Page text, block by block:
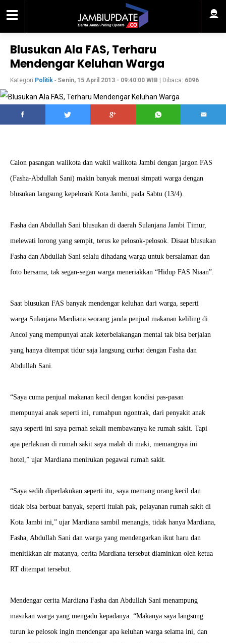
Blusukan Ala FAS, Terharu
Mendengar Keluhan Warga
Kategori Politik - Senin, 15 April 2013 - 09:40:00 WIB | Dibaca: 6096
Calon pasangan walikota dan wakil walikota Jambi dengan jargon FAS
(Fasha-Abdullah Sani) makin banyak menuai simpati warga dengan
blusukan langsung kepelosok Kota Jambi, pada Sabtu (13/4).
Fasha dan Abdullah Sani blusukan di daerah Sulanjana Jambi Timur,
melewati lorong yang sempit, terus ke pelosok-pelosok. Disaat blusukan
Fasha dan Abdullah Sani selalu dihadang warga untuk bersalaman dan
foto bersama, tak segan-segan warga meneriakkan “Hidup FAS Niaan”.
Saat blusukan FAS banyak mendengar keluhan dari warga, seperti
warga Sulanjana Mardiana seorang janda penjual makanan keliling di
Ancol yang mempunyai anak keterbelakangan mental tak bisa berjalan
yang hanya ditempat tidur saja langsung curhat dengan Fasha dan
Abdullah Sani.
“Saya cuma penjual makanan kecil dengan kondisi pas-pasan
mempunyai anak seperti ini, rumahpun ngontrak, dari penyakit anak
saya seperti ini saya pernah sekali membawanya ke rumah sakit. Tapi
apa perlakuan di rumah sakit saya malah di maki, memangnya ini
hotel,” ujar Mardiana menirukan pegawai rumah sakit.
“Saya sedih diperlakukan seperti itu, saya memang orang kecil dan
tidak bisa berbuat banyak, seperti itulah pak, pelayanan rumah sakit di
Kota Jambi ini,” ujar Mardiana sambil menangis, tidak hanya Mardiana,
Fasha, Abdullah Sani dan warga yang mendengarkan ikut haru dan
menitikkan air matanya, cerita Mardiana tersebut diaminkan oleh ketua
RT ditempat tersebut.
Mendengar cerita Mardiana Fasha dan Abdullah Sani menampung
masukan warga yang mengadu kepadanya. “Makanya saya langsung
turun ke pelosok ingin mendengar apa keluhan warga selama ini, dan